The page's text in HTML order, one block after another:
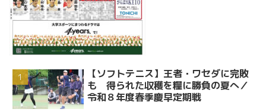
【ソフトテニス】王者・ワセダに完敗
も 得られた収穫を糧に勝負の夏へ／
令和８年度春季慶早定期戦